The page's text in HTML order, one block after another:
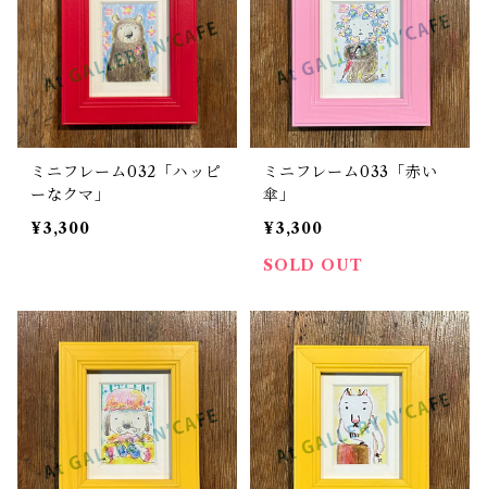
ミニフレーム032「ハッピ
ーなクマ」
¥3,300
ミニフレーム033「赤い
傘」
¥3,300
SOLD OUT